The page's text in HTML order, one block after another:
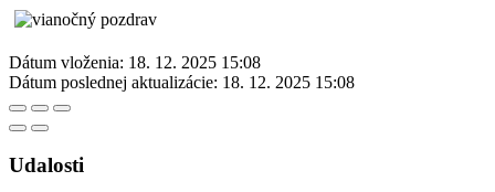
Dátum vloženia: 18. 12. 2025 15:08
Dátum poslednej aktualizácie: 18. 12. 2025 15:08
Udalosti